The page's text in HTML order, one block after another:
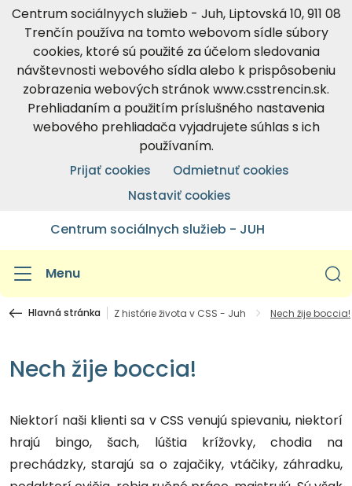
Centrum sociálnyych služieb - Juh, Liptovská 10, 911 08
Trenčín používa na tomto webovom sídle súbory
cookies, ktoré sú použité za účelom sledovania
návštevnosti webového sídla alebo k prispôsobeniu
zobrazenia webových stránok www.csstrencin.sk.
Prehliadaním a použitím príslušného nastavenia
webového prehliadača vyjadrujete súhlas s ich
používaním.
Prijať cookies
Odmietnuť cookies
Nastaviť cookies
Centrum sociálnych služieb - JUH
Menu
Hlavná stránka Z histórie života v CSS - Juh Nech žije boccia!
Nech žije boccia!
Niektorí naši klienti sa v CSS venujú spievaniu, niektorí
hrajú bingo, šach, lúštia krížovky, chodia na
prechádzky, starajú sa o zajačiky, vtáčiky, záhradku,